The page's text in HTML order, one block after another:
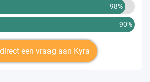
98%
90%
een vraag aan Kyra